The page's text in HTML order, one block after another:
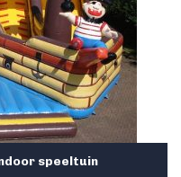
speeltuin